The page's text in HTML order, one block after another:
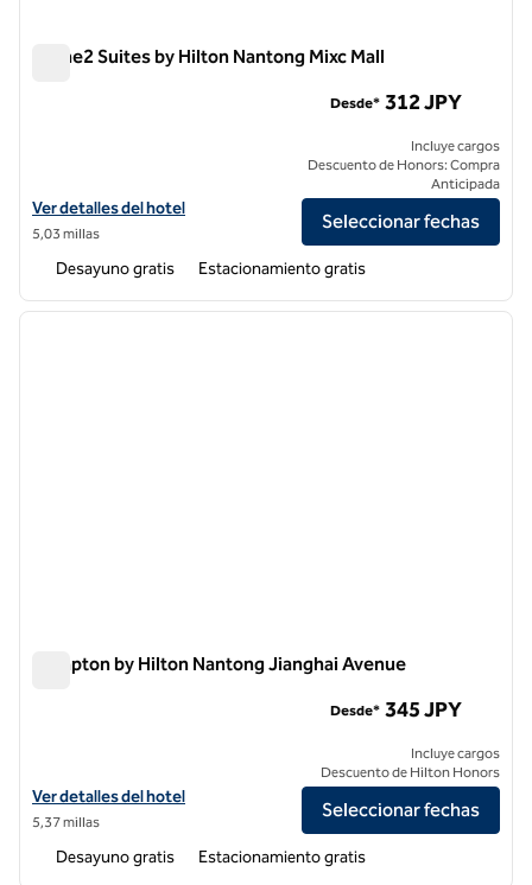
Home2 Suites by Hilton Nantong Mixc Mall
Ver detalles del hotel para Home2 Suites by Hilton Nantong Mixc Mall
Ver detalles del hotel
5,03 millas
Desde* 312 JPY
Incluye cargos
Descuento de Honors: Compra
Anticipada
Seleccionar fechas
Desayuno gratis Estacionamiento gratis
1 de 12
Hampton by Hilton Nantong Jianghai Avenue
Ver detalles del hotel Hampton by Hilton Nantong Jianghai Avenue
Ver detalles del hotel
5,37 millas
Desde* 345 JPY
Incluye cargos
Descuento de Hilton Honors
Seleccionar fechas
Desayuno gratis Estacionamiento gratis